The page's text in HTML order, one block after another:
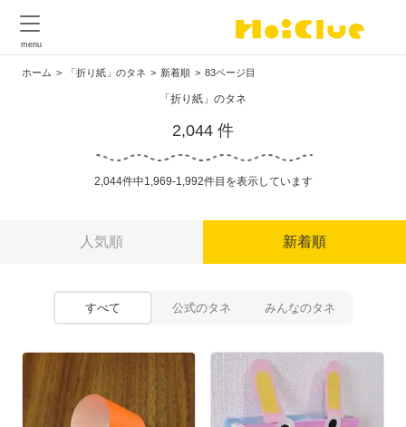
ホーム 「折り紙」のタネ 新着順 83ページ目
「折り紙」のタネ
2,044 件
2,044件中1,969-1,992件目を表示しています
人気順 新着順
すべて 公式のタネ みんなのタネ